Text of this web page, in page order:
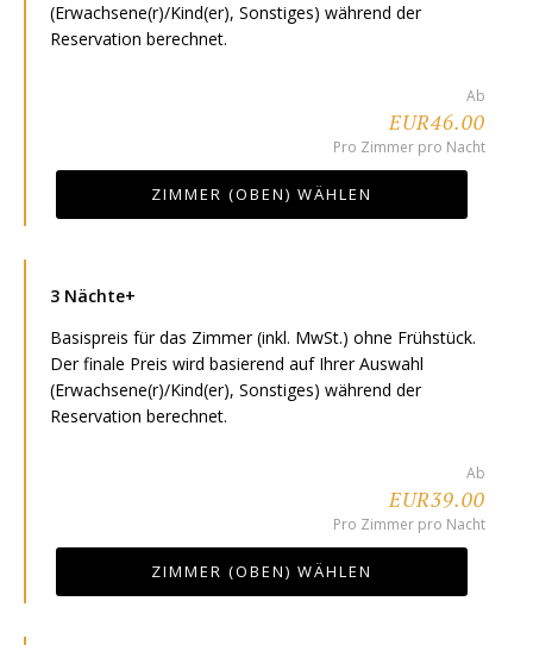
(Erwachsene(r)/Kind(er), Sonstiges) während der
Reservation berechnet.
Ab
EUR46.00
Pro Zimmer pro Nacht
ZIMMER (OBEN) WÄHLEN
3 Nächte+
Basispreis für das Zimmer (inkl. MwSt.) ohne Frühstück.
Der finale Preis wird basierend auf Ihrer Auswahl
(Erwachsene(r)/Kind(er), Sonstiges) während der
Reservation berechnet.
Ab
EUR39.00
Pro Zimmer pro Nacht
ZIMMER (OBEN) WÄHLEN